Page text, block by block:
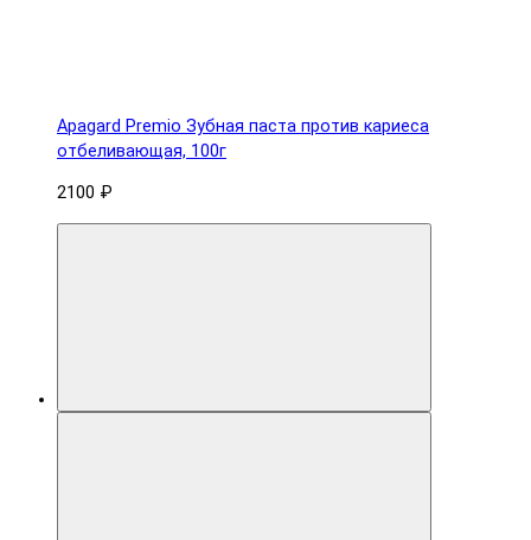
Apagard Premio Зубная паста против кариеса
отбеливающая, 100г
2100 ₽